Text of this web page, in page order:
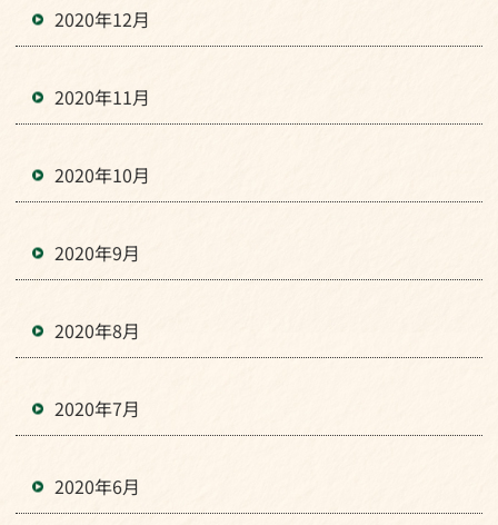
2020年12月
2020年11月
2020年10月
2020年9月
2020年8月
2020年7月
2020年6月